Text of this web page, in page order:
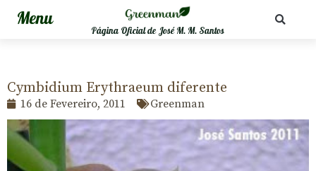
Página Oficial de José M. M. Santos
Cymbidium Erythraeum diferente
16 de Fevereiro, 2011 Greenman